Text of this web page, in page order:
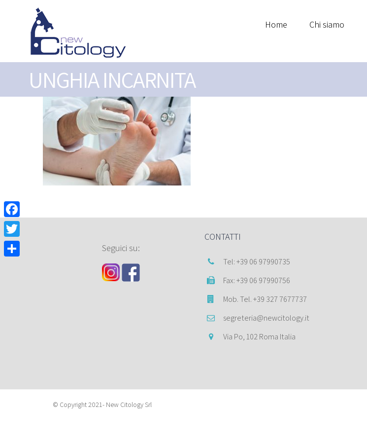
Home Chi siamo
UNGHIA INCARNITA
Seguici su:
CONTATTI
Tel: +39 06 97990735
Fax: +39 06 97990756
Mob. Tel. +39 327 7677737
segreteria@newcitology.it
Via Po, 102 Roma Italia
© Copyright 2021- New Citology Srl
Facebook
Twitter